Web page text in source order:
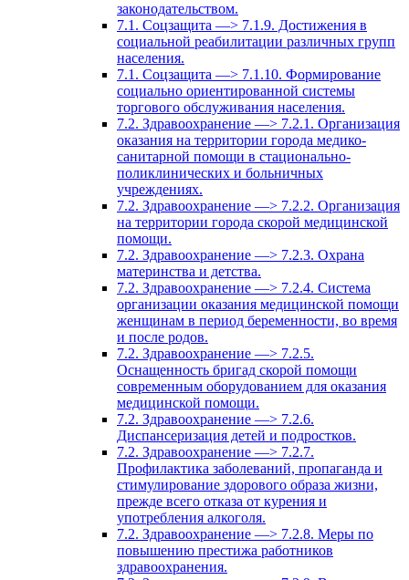
законодательством.
7.1. Соцзащита —> 7.1.9. Достижения в
социальной реабилитации различных групп
населения.
7.1. Соцзащита —> 7.1.10. Формирование
социально ориентированной системы
торгового обслуживания населения.
7.2. Здравоохранение —> 7.2.1. Организация
оказания на территории города медико-
санитарной помощи в стационально-
поликлинических и больничных
учреждениях.
7.2. Здравоохранение —> 7.2.2. Организация
на территории города скорой медицинской
помощи.
7.2. Здравоохранение —> 7.2.3. Охрана
материнства и детства.
7.2. Здравоохранение —> 7.2.4. Система
организации оказания медицинской помощи
женщинам в период беременности, во время
и после родов.
7.2. Здравоохранение —> 7.2.5.
Оснащенность бригад скорой помощи
современным оборудованием для оказания
медицинской помощи.
7.2. Здравоохранение —> 7.2.6.
Диспансеризация детей и подростков.
7.2. Здравоохранение —> 7.2.7.
Профилактика заболеваний, пропаганда и
стимулирование здорового образа жизни,
прежде всего отказа от курения и
употребления алкоголя.
7.2. Здравоохранение —> 7.2.8. Меры по
повышению престижа работников
здравоохранения.